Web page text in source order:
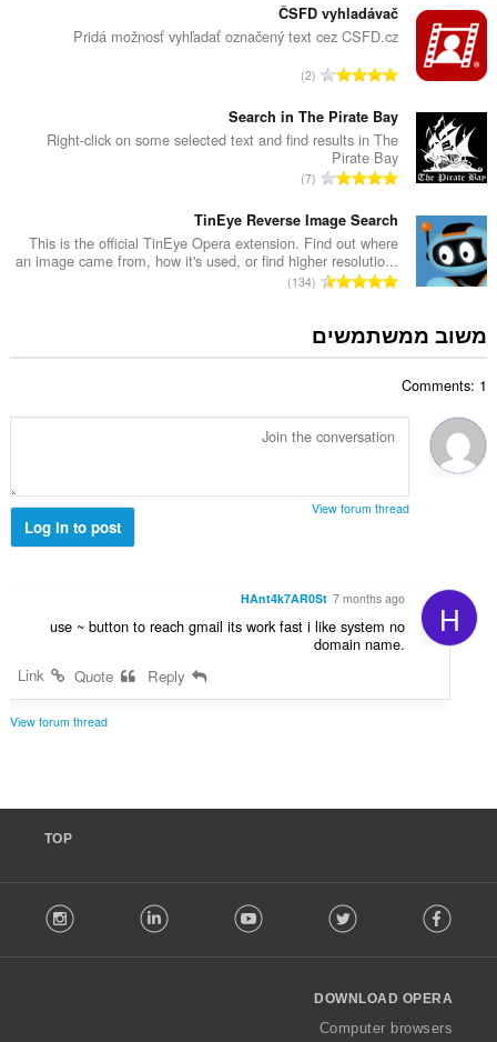
ג
י
ם
:
פ
ר
י
ו
ג
י
ם
:
ČSFD vyhladávač
Pridá možnosť vyhľadať označený text cez CSFD.cz
מ
פ
ר
י
ו
ג
י
ם
2
Search in The Pirate Bay
Right-click on some selected text and find results in The
Pirate Bay
מ
פ
ר
ד
י
ו
ג
:
7
TinEye Reverse Image Search
This is the official TinEye Opera extension. Find out where
an image came from, how it's used, or find higher resolutio...
מ
ר
ר
ו
ם
134
משוב ממשתמשים
Comments: 1
View forum thread
Log in to post
H
HAnt4k7AR0St 7 months ago
use ~ button to reach gmail its work fast i like system no
domain name.
Link
View forum thread
TOP
o
w
O
Facebook
Twitter
Youtube
LinkedIn
DOWNLOAD OPERA
Computer browsers